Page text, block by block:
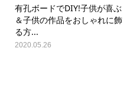
有孔ボードでDIY!子供が喜ぶ
＆子供の作品をおしゃれに飾
る方...
2020.05.26